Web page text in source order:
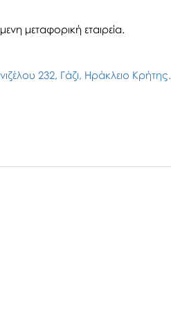
μεταφορική εταιρεία.
232, Γάζι, Ηράκλειο Κρήτης.